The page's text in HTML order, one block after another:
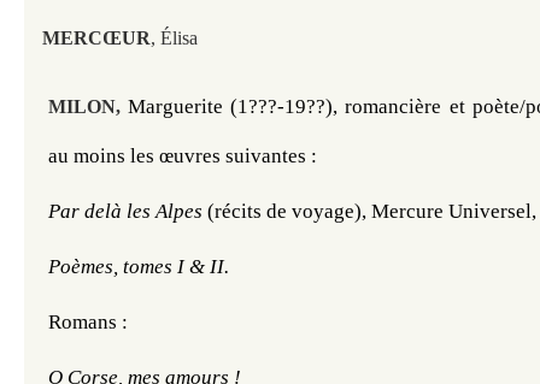
MERCŒUR, Élisa
MILON,Marguerite (1???-19??), romancière et poète/
au moins les œuvres suivantes :
Par delà les Alpes (récits de voyage), Mercure
Poèmes, tomes I & II.
Romans :
O Corse, mes amours !